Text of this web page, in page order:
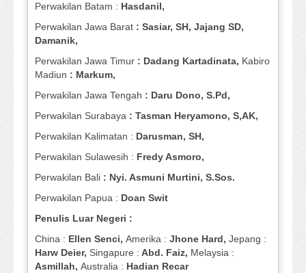
Perwakilan Batam : Hasdanil,
Perwakilan Jawa Barat : Sasiar, SH, Jajang SD,
Damanik,
Perwakilan Jawa Timur : Dadang Kartadinata, Kabiro
Madiun : Markum,
Perwakilan Jawa Tengah : Daru Dono, S.Pd,
Perwakilan Surabaya : Tasman Heryamono, S,AK,
Perwakilan Kalimatan : Darusman, SH,
Perwakilan Sulawesih : Fredy Asmoro,
Perwakilan Bali : Nyi. Asmuni Murtini, S.Sos.
Perwakilan Papua : Doan Swit
Penulis Luar Negeri :
China : Ellen Senci, Amerika : Jhone Hard, Jepang :
Harw Deier, Singapure : Abd. Faiz, Melaysia :
Asmillah, Australia : Hadian Recar